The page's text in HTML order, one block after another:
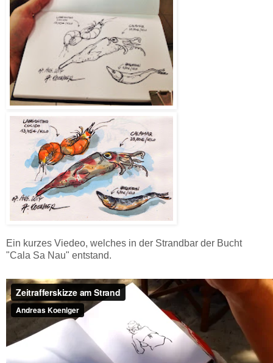
Ein kurzes Viedeo, welches in der Strandbar der Bucht
"Cala Sa Nau" entstand.